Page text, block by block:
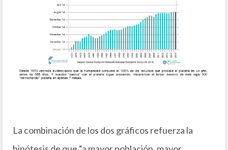
La combinación de los dos gráficos refuerza la